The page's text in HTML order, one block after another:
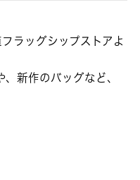
ラッグシップストアよ
新作のバッグなど、